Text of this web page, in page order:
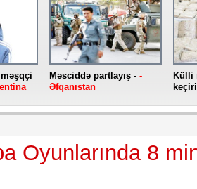
Məsciddə partlayış - -
Əfqanıstan
Külli
Oyunlarında 8